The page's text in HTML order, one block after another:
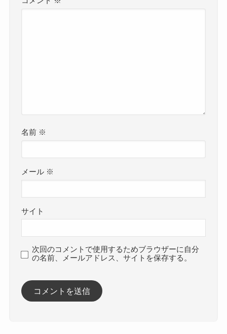
名前 ※
メール ※
サイト
次回のコメントで使用するためブラウザーに自分
の名前、メールアドレス、サイトを保存する。